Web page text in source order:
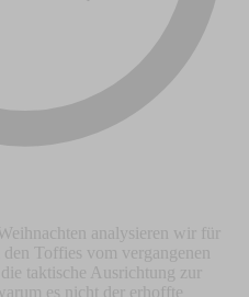
analysieren wir für
Toffies vom vergangenen
taktische Ausrichtung zur
es nicht der erhoffte